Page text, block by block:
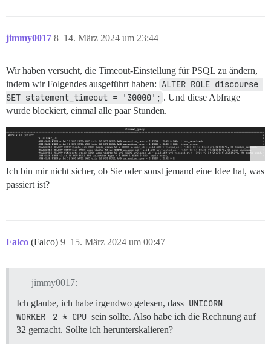
jimmy0017 14. März 2024 um 23:44
8
Wir haben versucht, die Timeout-Einstellung für PSQL zu ändern,
indem wir Folgendes ausgeführt haben: ALTER ROLE discourse
SET statement_timeout = '30000'; . Und diese Abfrage
wurde blockiert, einmal alle paar Stunden.
Ich bin mir nicht sicher, ob Sie oder sonst jemand eine Idee hat, was
passiert ist?
Falco (Falco) 15. März 2024 um 00:47
9
jimmy0017:
Ich glaube, ich habe irgendwo gelesen, dass UNICORN
WORKER
2 * CPU sein sollte. Also habe ich die Rechnung auf
32 gemacht. Sollte ich herunterskalieren?